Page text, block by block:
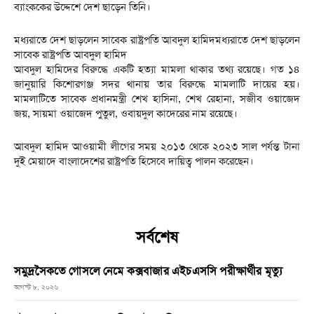
ব্যাংককের উদ্দেশে দেশ ছাড়েন তিনি।
মধ্যরাতে দেশ ছাড়লেন সাবেক রাষ্ট্রপতি আবদুল হামিদমধ্যরাতে দেশ ছাড়লেন
সাবেক রাষ্ট্রপতি আবদুল হামিদ
আবদুল হামিদের বিরুদ্ধে একটি হত্যা মামলা থাকার তথ্য রয়েছে। গত ১৪
জানুয়ারি কিশোরগঞ্জ সদর থানায় তার বিরুদ্ধে মামলাটি দায়ের হয়।
মামলাটিতে সাবেক প্রধানমন্ত্রী শেখ হাসিনা, শেখ রেহানা, সজীব ওয়াজেদ
জয়, সায়মা ওয়াজেদ পুতুল, ওবায়দুল কাদেরের নাম রয়েছে।
আবদুল হামিদ আওয়ামী লীগের সময় ২০১৩ থেকে ২০২৩ সাল পর্যন্ত টানা
দুই মেয়াদে বাংলাদেশের রাষ্ট্রপতি হিসেবে দায়িত্ব পালন করেছেন।
সর্বশেষ
সমুদ্রসৈকতে গোসলে নেমে কক্সবাজার এইচএসসি পরীক্ষার্থীর মৃত্যু
আগস্ট ৮, ২০২৬